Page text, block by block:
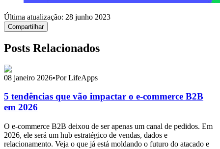
Última atualização: 28 junho 2023
Compartilhar
Posts Relacionados
08 janeiro 2026•Por LifeApps
5 tendências que vão impactar o e-commerce B2B
em 2026
O e-commerce B2B deixou de ser apenas um canal de pedidos. Em
2026, ele será um hub estratégico de vendas, dados e
relacionamento. Veja o que já está moldando o futuro do atacado e